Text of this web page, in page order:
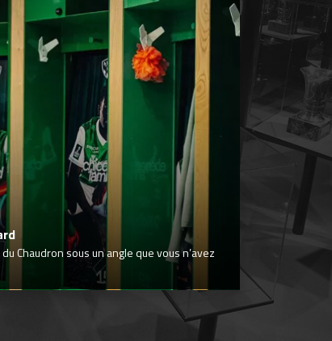
Chaudron sous un angle que vous n’avez